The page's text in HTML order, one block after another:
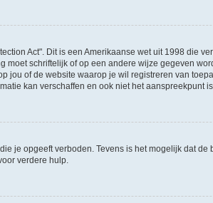
Act". Dit is een Amerikaanse wet uit 1998 die
moet schriftelijk of op een andere wijze gegeven
jou of de website waarop je wil registreren van
kan verschaffen en ook niet het aanspreekpunt
je opgeeft verboden. Tevens is het mogelijk dat
verdere hulp.